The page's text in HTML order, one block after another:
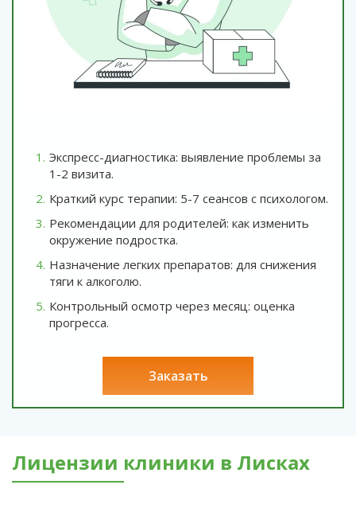
Экспресс-диагностика: выявление проблемы за
1-2 визита.
Краткий курс терапии: 5-7 сеансов с психологом.
Рекомендации для родителей: как изменить
окружение подростка.
Назначение легких препаратов: для снижения
тяги к алкоголю.
Контрольный осмотр через месяц: оценка
прогресса.
заказать
Лицензии клиники в Лисках